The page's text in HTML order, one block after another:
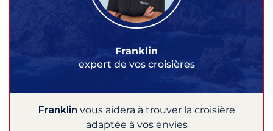
Franklin
expert de vos croisières
Franklin vous aidera à trouver la croisière
adaptée à vos envies